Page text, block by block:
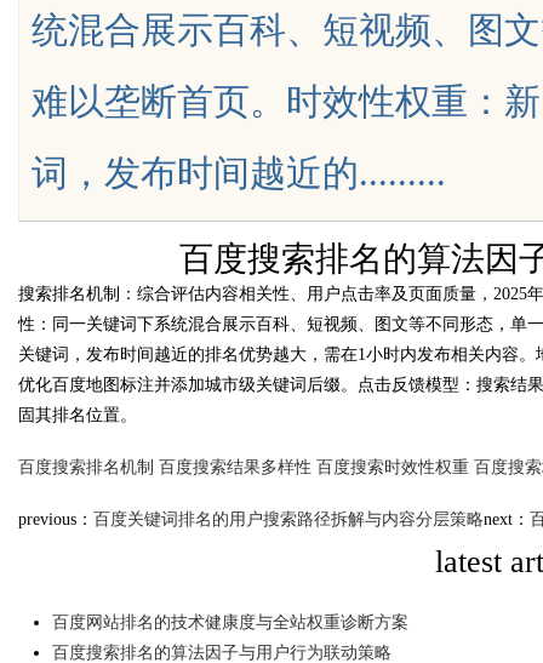
统混合展示百科、短视频、图
难以垄断首页。时效性权重：
词，发布时间越近的.........
百度搜索排名的算法因
time： 2026-06-01
搜索排名机制：综合评估内容相关性、用户点击率及页面质量，2025
性：同一关键词下系统混合展示百科、短视频、图文等不同形态，单
关键词，发布时间越近的排名优势越大，需在1小时内发布相关内容
优化百度地图标注并添加城市级关键词后缀。点击反馈模型：搜索结
固其排名位置。
百度搜索排名机制 百度搜索结果多样性 百度搜索时效性权重 百度搜
previous： 百度关键词排名的用户搜索路径拆解与内容分层策略next：
latest
百度网站排名的技术健康度与全站权重诊断方案
百度搜索排名的算法因子与用户行为联动策略